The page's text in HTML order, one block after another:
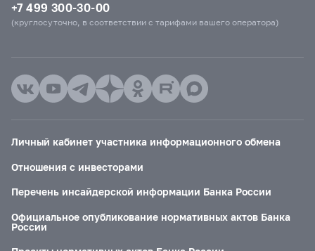
+7 499 300-30-00
(круглосуточно, в соответствии с тарифами вашего оператора)
Личный кабинет участника информационного обмена
Отношения с инвесторами
Перечень инсайдерской информации Банка России
Официальное опубликование нормативных актов Банка
России